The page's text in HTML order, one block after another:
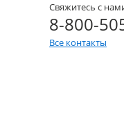
Свяжитесь с
8-800-
Все контакты